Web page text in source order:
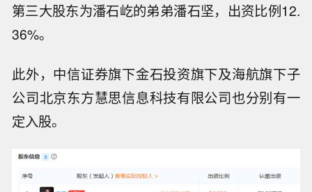
第三大股东为潘石屹的弟弟潘石坚，出资比例12.
36%。
此外，中信证券旗下金石投资旗下及海航旗下子
公司北京东方慧思信息科技有限公司也分别有一
定入股。